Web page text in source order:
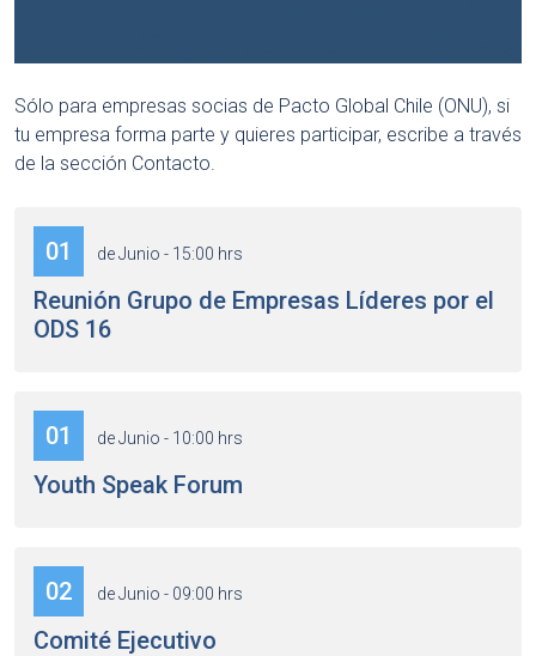
Sólo para empresas socias de Pacto Global Chile (ONU), si
tu empresa forma parte y quieres participar, escribe a través
de la sección Contacto.
01 de Junio - 15:00 hrs
Reunión Grupo de Empresas Líderes por el
ODS 16
01 de Junio - 10:00 hrs
Youth Speak Forum
02 de Junio - 09:00 hrs
Comité Ejecutivo